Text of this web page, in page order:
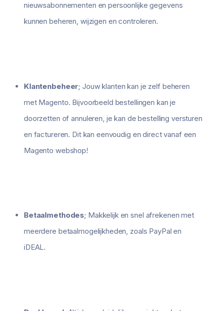
nieuwsabonnementen en persoonlijke gegevens
kunnen beheren, wijzigen en controleren.
Klantenbeheer; Jouw klanten kan je zelf beheren
met Magento. Bijvoorbeeld bestellingen kan je
doorzetten of annuleren, je kan de bestelling versturen
en factureren. Dit kan eenvoudig en direct vanaf een
Magento webshop!
Betaalmethodes; Makkelijk en snel afrekenen met
meerdere betaalmogelijkheden, zoals PayPal en
iDEAL.